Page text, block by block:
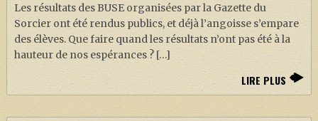
FANDOM
CULTURE
PODCASTS
LES GRANDS ARTICLES DE LA GAZETTE
DOSSIERS
Les résultats des BUSE organisées par la Gazette du
Sorcier ont été rendus publics, et déjà l’angoisse s’empare
des élèves. Que faire quand les résultats n’ont pas été à la
hauteur de nos espérances ? […]
LIRE PLUS